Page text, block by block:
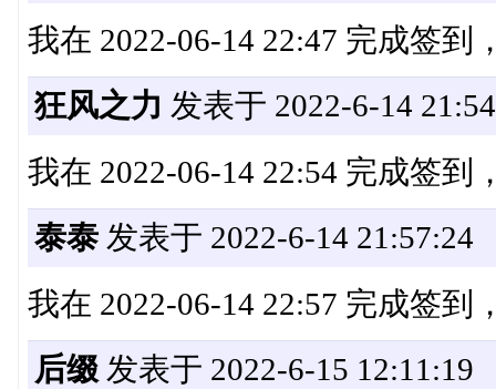
我在 2022-06-14 22:47 完成签到
狂风之力 发表于 2022-6-14
我在 2022-06-14 22:54 完成签到
泰泰发表于 2022-6-14 21:57:24
我在 2022-06-14 22:57 完成签到
后缀发表于 2022-6-15 12:11:19